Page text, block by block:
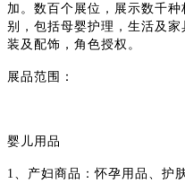
加。数百个展位，展示数千
别，包括母婴护理，生活及
装及配饰，角色授权。
展品范围：
婴儿用品
1、产妇商品：怀孕用品、护